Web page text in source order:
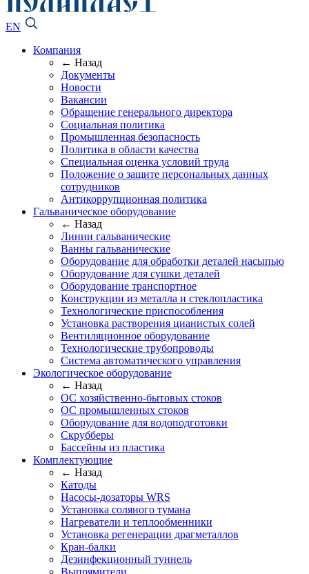
EN
Компания
← Назад
Документы
Новости
Вакансии
Обращение генерального директора
Социальная политика
Промышленная безопасность
Политика в области качества
Специальная оценка условий труда
Положение о защите персональных данных
сотрудников
Антикоррупционная политика
Гальваническое оборудование
← Назад
Линии гальванические
Ванны гальванические
Оборудование для обработки деталей насыпью
Оборудование для сушки деталей
Оборудование транспортное
Конструкции из металла и стеклопластика
Технологические приспособления
Установка растворения цианистых солей
Вентиляционное оборудование
Технологические трубопроводы
Система автоматического управления
Экологическое оборудование
← Назад
ОС хозяйственно-бытовых стоков
ОС промышленных стоков
Оборудование для водоподготовки
Скрубберы
Бассейны из пластика
Комплектующие
← Назад
Катоды
Насосы-дозаторы WRS
Установка соляного тумана
Нагреватели и теплообменники
Установка регенерации драгметаллов
Кран-балки
Дезинфекционный туннель
Выпрямители